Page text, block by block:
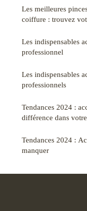
Les meilleures
coiffure : trouvez
Les indispensables
professionnel
Les indispensables
professionnels
Tendances 2024 :
différence dans
Tendances 2024 :
manquer